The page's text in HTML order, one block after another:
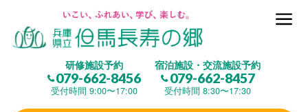
研修施設予約
079-662-8456
受付時間 9:00〜17:00
宿泊施設・交流施設予約
079-662-8457
受付時間 8:30〜17:30
但馬長寿の郷とは
(研修施設)